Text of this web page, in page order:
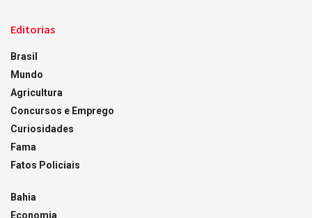
Editorias
Brasil
Mundo
Agricultura
Concursos e Emprego
Curiosidades
Fama
Fatos Policiais
Bahia
Economia